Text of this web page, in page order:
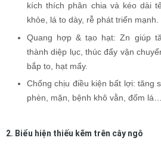
kích thích phân chia và kéo dài
khỏe, lá to dày, rễ phát triển mạnh.
Quang hợp & tạo hạt: Zn giúp
thành diệp lục, thúc đẩy vận
bắp to, hạt mẩy.
Chống chịu điều kiện bất lợi: tăng
phèn, mặn, bệnh khô vằn, đốm lá…
2. Biểu hiện thiếu kẽm trên cây ngô